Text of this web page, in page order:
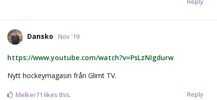
Dansko Nov '19
https://www.youtube.com/watch?v=PsLzNIgdurw
Nytt hockeymagasin från Glimt TV.
Reply
Melker71 likes this.